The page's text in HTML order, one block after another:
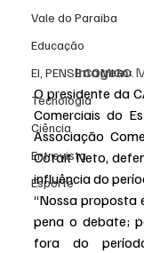
Vale do Paraiba
Educação
EI, PENSE COMIGO.
Tecnologia
Ciência
Entrevista
Esporte
Imagem:
O presidente da
Comerciais do
Associação
Cotait Neto,
influência do
“Nossa proposta
pena o debate;
fora do